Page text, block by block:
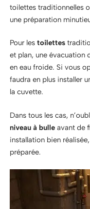
toilettes traditionnelles
une préparation
Pour les toilettes
et plan, une évacuation
en eau froide. Si vous
faudra en plus installer
la cuvette.
Dans tous les cas,
niveau à bulle avant de
installation bien
préparée.